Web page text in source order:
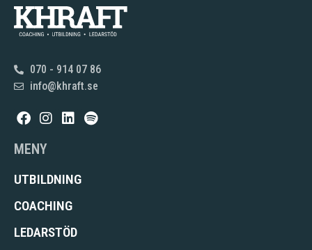
070 - 914 07 86
info@khraft.se
MENY
UTBILDNING
COACHING
LEDARSTÖD